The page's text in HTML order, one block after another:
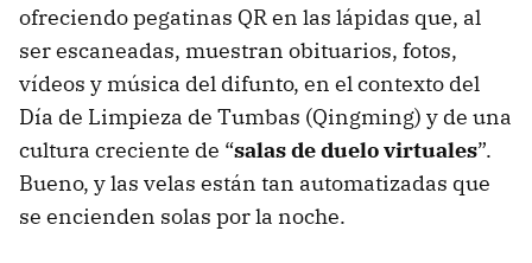
ofreciendo pegatinas QR en las lápidas que, al
ser escaneadas, muestran obituarios, fotos,
vídeos y música del difunto, en el contexto del
Día de Limpieza de Tumbas (Qingming) y de una
cultura creciente de “salas de duelo virtuales”.
Bueno, y las velas están tan automatizadas que
se encienden solas por la noche.